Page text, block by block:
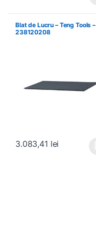
Blat de Lucru – Teng Tools –
238120208
3.083,41 lei